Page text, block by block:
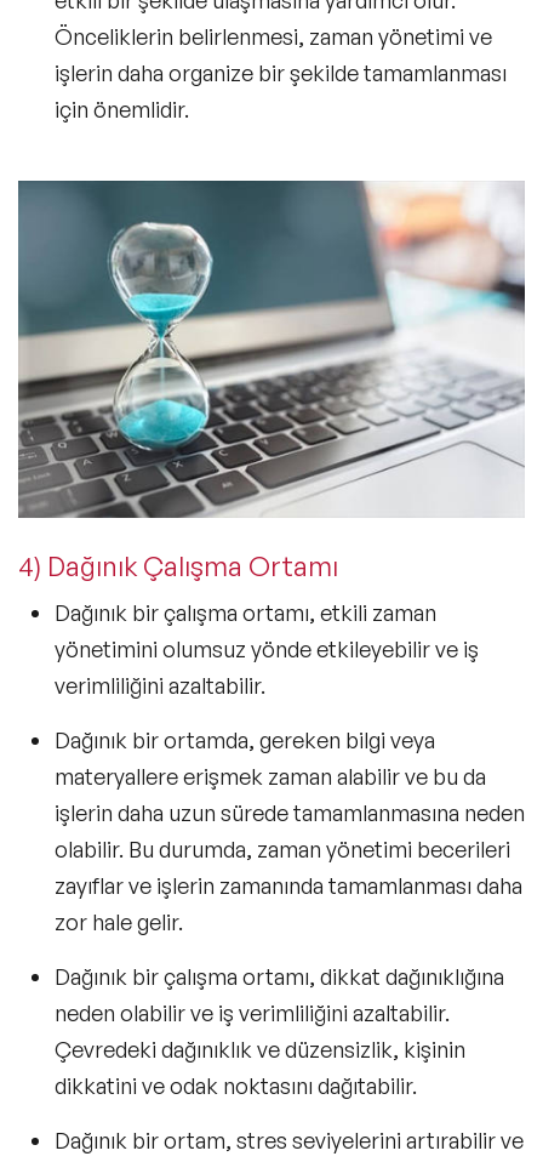
Önceliklerin belirlenmesi, zaman yönetimi ve
işlerin daha organize bir şekilde tamamlanması
için önemlidir.
4) Dağınık Çalışma Ortamı
Dağınık bir çalışma ortamı, etkili zaman
yönetimini olumsuz yönde etkileyebilir ve iş
verimliliğini azaltabilir.
Dağınık bir ortamda, gereken bilgi veya
materyallere erişmek zaman alabilir ve bu da
işlerin daha uzun sürede tamamlanmasına neden
olabilir. Bu durumda, zaman yönetimi becerileri
zayıflar ve işlerin zamanında tamamlanması daha
zor hale gelir.
Dağınık bir çalışma ortamı, dikkat dağınıklığına
neden olabilir ve iş verimliliğini azaltabilir.
Çevredeki dağınıklık ve düzensizlik, kişinin
dikkatini ve odak noktasını dağıtabilir.
Dağınık bir ortam, stres seviyelerini artırabilir ve